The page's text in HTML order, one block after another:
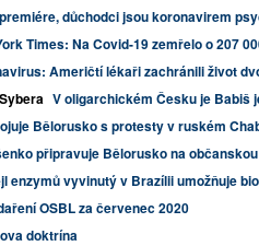
důchodci jsou koronavirem
Times: Na Covid-19 zemřelo o 207
Američtí lékaři zachránili život
V oligarchickém Česku je Babiš
Bělorusko s protesty v ruském
připravuje Bělorusko na
enzymů vyvinutý v Brazílii umožňuje
OSBL za červenec 2020
doktrína